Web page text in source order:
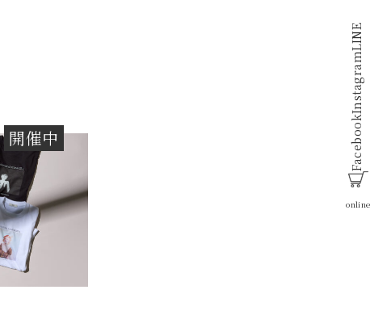
LINE
Instagram
Facebook
online
開催中